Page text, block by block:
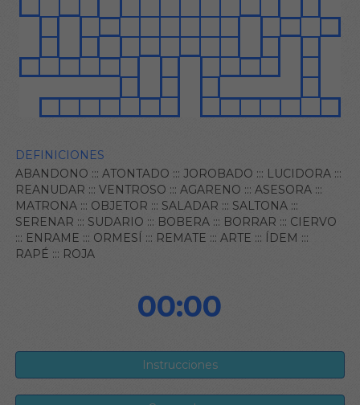
DEFINICIONES
ABANDONO ::: ATONTADO ::: JOROBADO ::: LUCIDORA:::
REANUDAR ::: VENTROSO ::: AGARENO ::: ASESORA:::
MATRONA::: OBJETOR ::: SALADAR ::: SALTONA:::
SERENAR ::: SUDARIO ::: BOBERA::: BORRAR ::: CIERVO
::: ENRAME ::: ORMESÍ ::: REMATE ::: ARTE ::: ÍDEM :::
RAPÉ ::: ROJA
00:00